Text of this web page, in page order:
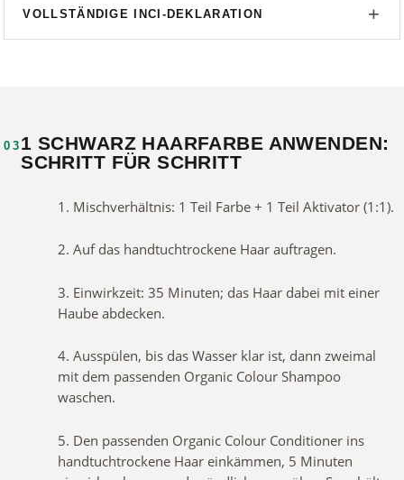
VOLLSTÄNDIGE INCI-DEKLARATION
03 1 SCHWARZ HAARFARBE ANWENDEN:
SCHRITT FÜR SCHRITT
1. Mischverhältnis: 1 Teil Farbe + 1 Teil Aktivator (1:1).
2. Auf das handtuchtrockene Haar auftragen.
3. Einwirkzeit: 35 Minuten; das Haar dabei mit einer
Haube abdecken.
4. Ausspülen, bis das Wasser klar ist, dann zweimal
mit dem passenden Organic Colour Shampoo
waschen.
5. Den passenden Organic Colour Conditioner ins
handtuchtrockene Haar einkämmen, 5 Minuten